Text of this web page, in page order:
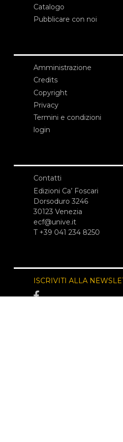
Catalogo
Pubblicare con noi
Amministrazione
Credits
Copyright
Privacy
Termini e condizioni
login
Contatti
Edizioni Ca’ Foscari
Dorsoduro 3246
30123 Venezia
ecf@unive.it
T +39 041 234 8250
ISCRIVITI ALLA